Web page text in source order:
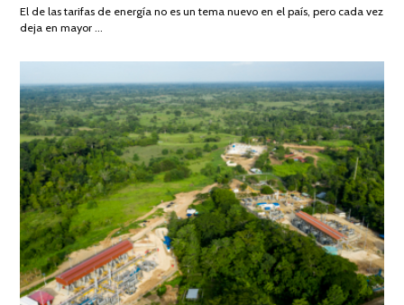
DE
El de las tarifas de energía no es un tema nuevo en el país, pero cada vez
deja en mayor …